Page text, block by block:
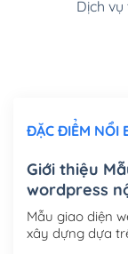
Cài đặt
Mua thêm Host +
Tên miền
Tên miền
Hosting
Dịch
ĐẶC ĐIỂM NỔI
Giới thiệu
wordpress
Mẫu giao diện
xây dựng dựa